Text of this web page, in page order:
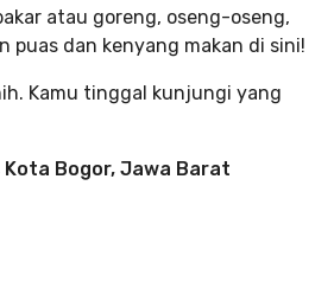
atau goreng, oseng-oseng,
puas dan kenyang makan di sini!
Kamu tinggal kunjungi yang
Kota Bogor, Jawa Barat